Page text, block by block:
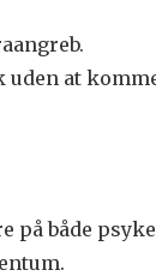
uden at
på både